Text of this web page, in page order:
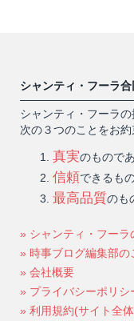
シャンティ・フーラ
シャンティ・フーラ
次の３つのことをお約
真実のもので
信頼できるも
最高品質のも
» シャンティ・フー
» 時事ブログ編集部の
» 会社概要
» プライバシーポリシ
» 利用規約(サイト全